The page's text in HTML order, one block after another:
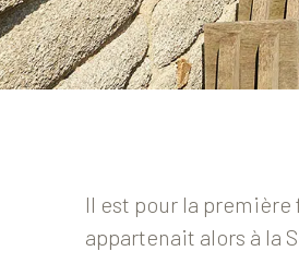
Il est pour la
appartenait alors à la